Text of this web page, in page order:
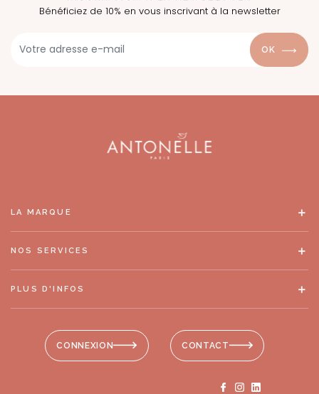
Bénéficiez de 10% en vous inscrivant à la newsletter
OK
CONNEXION CONTACT
LA MARQUE
NOS SERVICES
PLUS D'INFOS